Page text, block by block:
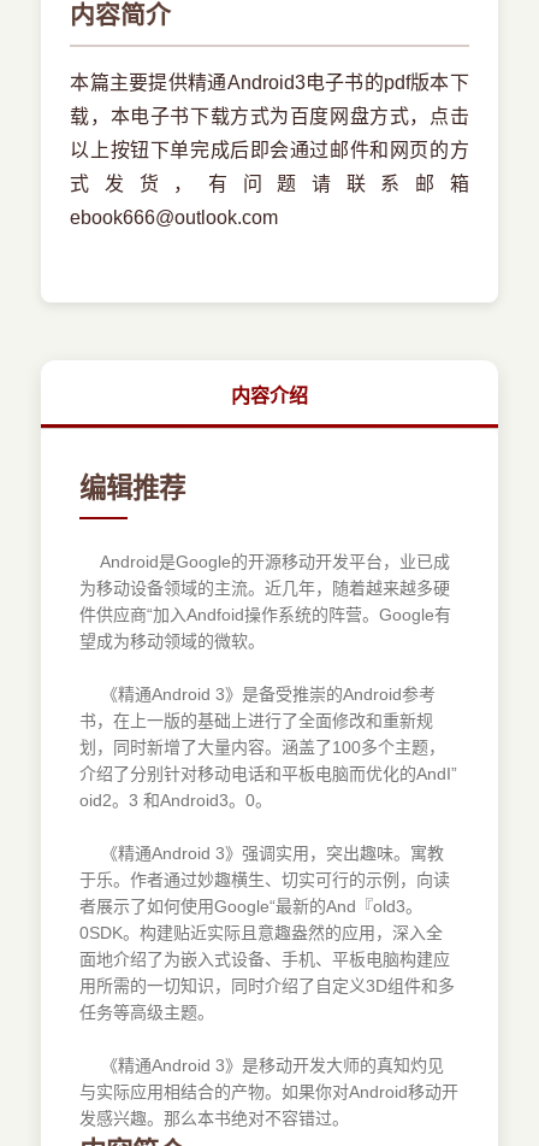
内容简介
本篇主要提供精通Android3电子书的pdf版本下
载，本电子书下载方式为百度网盘方式，点击
以上按钮下单完成后即会通过邮件和网页的方
式发货，有问题请联系邮箱
ebook666@outlook.com
内容介绍
编辑推荐
Android是Google的开源移动开发平台，业已成
为移动设备领域的主流。近几年，随着越来越多硬
件供应商“加入Andfoid操作系统的阵营。Google有
望成为移动领域的微软。
《精通Android 3》是备受推崇的Android参考
书，在上一版的基础上进行了全面修改和重新规
划，同时新增了大量内容。涵盖了100多个主题，
介绍了分别针对移动电话和平板电脑而优化的AndI”
oid2。3 和Android3。0。
《精通Android 3》强调实用，突出趣味。寓教
于乐。作者通过妙趣横生、切实可行的示例，向读
者展示了如何使用Google“最新的And『old3。
0SDK。构建贴近实际且意趣盎然的应用，深入全
面地介绍了为嵌入式设备、手机、平板电脑构建应
用所需的一切知识，同时介绍了自定义3D组件和多
任务等高级主题。
《精通Android 3》是移动开发大师的真知灼见
与实际应用相结合的产物。如果你对Android移动开
发感兴趣。那么本书绝对不容错过。